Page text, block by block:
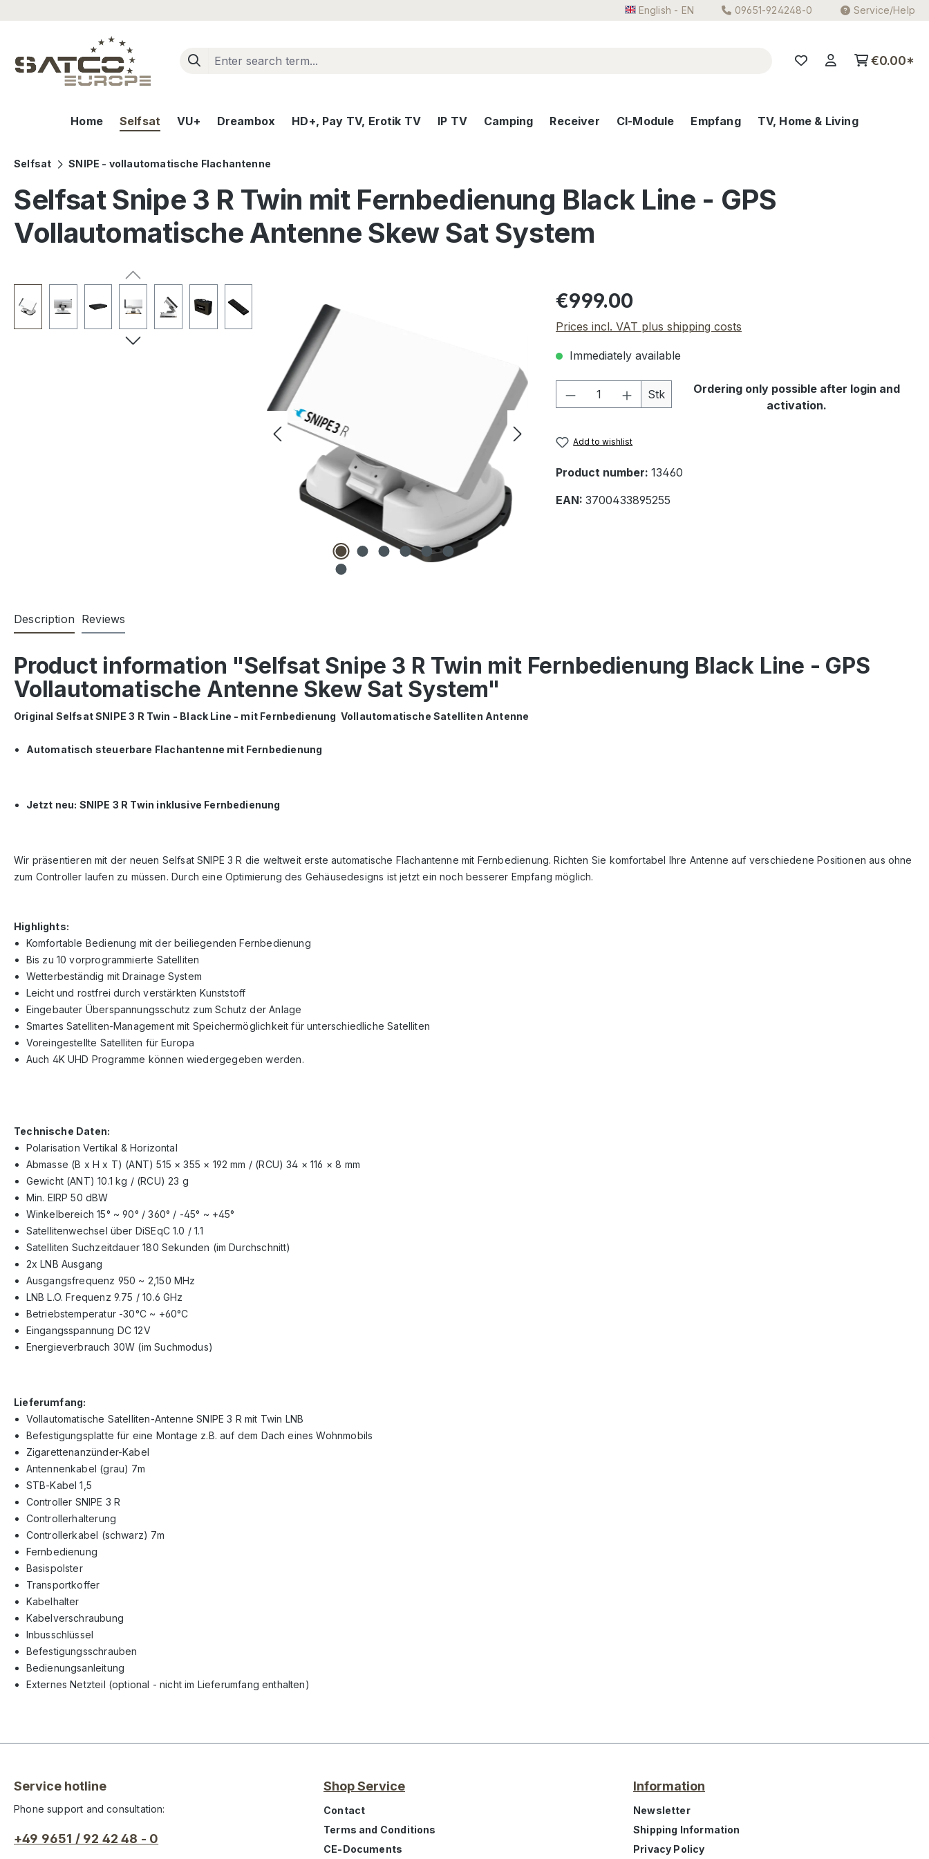
English - EN 09651-924248-0 Service/Help
€0.00*
Home Selfsat VU+ Dreambox HD+, Pay TV, Erotik TV IP TV Camping Receiver CI-Module Empfang TV, Home & Living
Selfsat SNIPE - vollautomatische Flachantenne
Selfsat Snipe 3 R Twin mit Fernbedienung Black Line - GPS
Vollautomatische Antenne Skew Sat System
Regular price:
€999.00
Prices incl. VAT plus shipping costs
Immediately available
Product Quantity: Enter the desired amount
Stk
Ordering only possible after login and
activation.
Add to wishlist
Product number: 13460
EAN: 3700433895255
Description Reviews
Product information "Selfsat Snipe 3 R Twin mit Fernbedienung Black Line - GPS
Vollautomatische Antenne Skew Sat System"
Original Selfsat SNIPE 3 R Twin - Black Line - mit Fernbedienung Vollautomatische Satelliten Antenne
Automatisch steuerbare Flachantenne mit Fernbedienung
Jetzt neu: SNIPE 3 R Twin inklusive Fernbedienung
Wir präsentieren mit der neuen Selfsat SNIPE 3 R die weltweit erste automatische Flachantenne mit Fernbedienung. Richten Sie komfortabel Ihre Antenne auf verschiedene Positionen aus ohne
zum Controller laufen zu müssen. Durch eine Optimierung des Gehäusedesigns ist jetzt ein noch besserer Empfang möglich.
Highlights:
Komfortable Bedienung mit der beiliegenden Fernbedienung
Bis zu 10 vorprogrammierte Satelliten
Wetterbeständig mit Drainage System
Leicht und rostfrei durch verstärkten Kunststoff
Eingebauter Überspannungsschutz zum Schutz der Anlage
Smartes Satelliten-Management mit Speichermöglichkeit für unterschiedliche Satelliten
Voreingestellte Satelliten für Europa
Auch 4K UHD Programme können wiedergegeben werden.
Technische Daten:
Polarisation Vertikal & Horizontal
Abmasse (B x H x T) (ANT) 515 × 355 × 192 mm / (RCU) 34 × 116 × 8 mm
Gewicht (ANT) 10.1 kg / (RCU) 23 g
Min. EIRP 50 dBW
Winkelbereich 15° ~ 90° / 360° / -45° ~ +45°
Satellitenwechsel über DiSEqC 1.0 / 1.1
Satelliten Suchzeitdauer 180 Sekunden (im Durchschnitt)
2x LNB Ausgang
Ausgangsfrequenz 950 ~ 2,150 MHz
LNB L.O. Frequenz 9.75 / 10.6 GHz
Betriebstemperatur -30°C ~ +60°C
Eingangsspannung DC 12V
Energieverbrauch 30W (im Suchmodus)
Lieferumfang:
Vollautomatische Satelliten-Antenne SNIPE 3 R mit Twin LNB
Befestigungsplatte für eine Montage z.B. auf dem Dach eines Wohnmobils
Zigarettenanzünder-Kabel
Antennenkabel (grau) 7m
STB-Kabel 1,5
Controller SNIPE 3 R
Controllerhalterung
Controllerkabel (schwarz) 7m
Fernbedienung
Basispolster
Transportkoffer
Kabelhalter
Kabelverschraubung
Inbusschlüssel
Befestigungsschrauben
Bedienungsanleitung
Externes Netzteil (optional - nicht im Lieferumfang enthalten)
Service hotline
Phone support and consultation:
+49 9651 / 92 42 48 - 0
Shop Service
Contact
Terms and Conditions
CE-Documents
Information
Newsletter
Shipping Information
Privacy Policy